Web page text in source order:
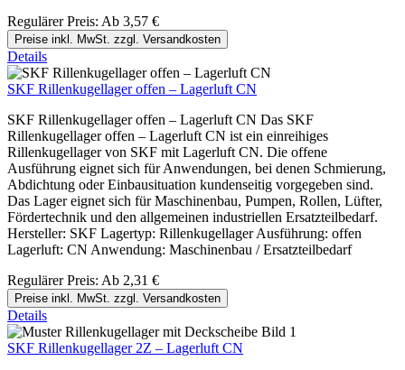
Regulärer Preis: Ab 3,57 €
Preise inkl. MwSt. zzgl. Versandkosten
Details
SKF Rillenkugellager offen – Lagerluft CN
SKF Rillenkugellager offen – Lagerluft CN Das SKF
Rillenkugellager offen – Lagerluft CN ist ein einreihiges
Rillenkugellager von SKF mit Lagerluft CN. Die offene
Ausführung eignet sich für Anwendungen, bei denen Schmierung,
Abdichtung oder Einbausituation kundenseitig vorgegeben sind.
Das Lager eignet sich für Maschinenbau, Pumpen, Rollen, Lüfter,
Fördertechnik und den allgemeinen industriellen Ersatzteilbedarf.
Hersteller: SKF Lagertyp: Rillenkugellager Ausführung: offen
Lagerluft: CN Anwendung: Maschinenbau / Ersatzteilbedarf
Regulärer Preis: Ab 2,31 €
Preise inkl. MwSt. zzgl. Versandkosten
Details
SKF Rillenkugellager 2Z – Lagerluft CN